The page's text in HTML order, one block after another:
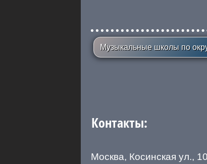
Музыкальные школы по
Контакты:
Москва, Косинская ул.,